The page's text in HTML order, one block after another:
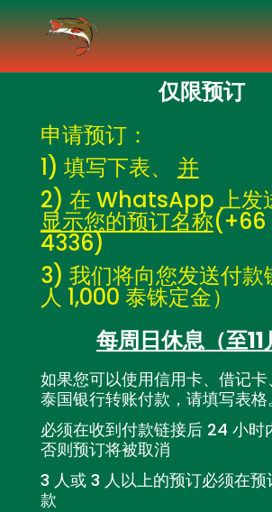
仅限预订
申请预订：
1) 填写下表、
并
2) 在 WhatsApp 上发
显示您的预订名称(+66
4336)
3) 我们将向您发送付款
人 1,000 泰铢定金）
每周日休息（至11
如果您可以使用信用卡、借记
泰国银行转账付款，请填写表格。
必须在收到付款链接后 24 小时
否则预订将被取消
3 人或 3 人以上的预订必须在
款